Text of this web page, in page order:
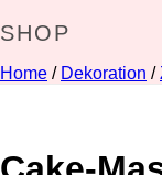
SHOP
Home / Dekoration /